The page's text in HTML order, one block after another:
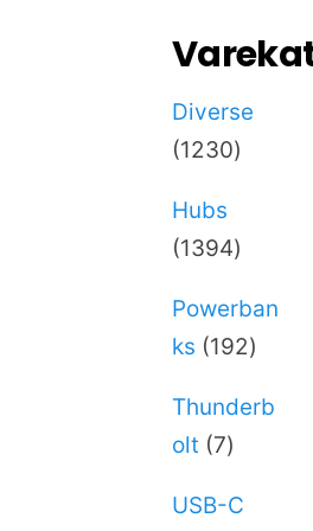
Diverse
12301230
Hubs
13941394
Powerban
ks
192192
Thunderb
olt
77
USB-C